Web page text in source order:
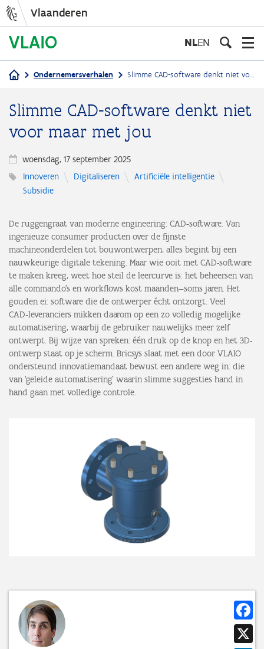
Vlaanderen
NLEN
Ondernemersverhalen Slimme CAD-software denkt niet voor maar met jou
Slimme CAD-software denkt niet
voor maar met jou
woensdag, 17 september 2025
Innoveren
Digitaliseren
Artificiële intelligentie
Subsidie
De ruggengraat van moderne engineering: CAD‑software. Van
ingenieuze consumer producten over de fijnste
machineonderdelen tot bouwontwerpen, alles begint bij een
nauwkeurige digitale tekening. Maar wie ooit met CAD-software
te maken kreeg, weet hoe steil de leercurve is: het beheersen van
alle commando’s en workflows kost maanden—soms jaren. Het
gouden ei: software die de ontwerper écht ontzorgt. Veel
CAD‑leveranciers mikken daarom op een zo volledig mogelijke
automatisering, waarbij de gebruiker nauwelijks meer zelf
ontwerpt. Bij wijze van spreken: één druk op de knop en het 3D-
ontwerp staat op je scherm. Bricsys slaat met een door VLAIO
ondersteund innovatiemandaat bewust een andere weg in: die
van ‘geleide automatisering’ waarin slimme suggesties hand in
hand gaan met volledige controle.